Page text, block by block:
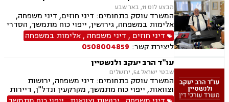
מבצע לוט 11, באר שבע
המשרד עוסק בתחומים: דיני חוזים, דיני משפחה,
אלימות במשפחה, גירושין, ייפוי כוח מתמשך, הסדרי
ראיה, מזונות, ירושות וצוואות, הסכמי ממון, גישור
במשפחה, חדלות פירעון, דיני עבודה, זכויות נשים
בהריון, עסקאות מכר דירה
דיני חוזים , דיני משפחה ,אלימות במשפחה
ליצירת קשר: 0508004859
עו"ד הרב יעקב ולנשטיין
שבטי ישראל 54, ירושלים
המשרד עוסק בתחומים: דיני משפחה, ירושות
וצוואות, ייפוי כוח מתמשך, מקרקעין ונדל"ן, דיירות
מוגנת, עסקאות מכר דירה